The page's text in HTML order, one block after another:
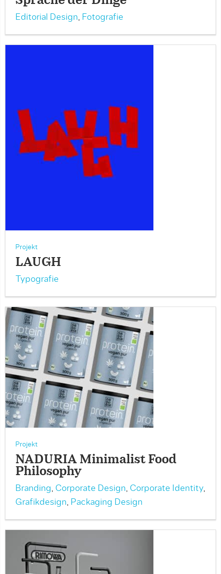
Editorial Design, Fotografie
Projekt
LAUGH
Typografie
Projekt
NADURIA Minimalist Food
Philosophy
Branding, Corporate Design, Corporate Identity,
Grafikdesign, Packaging Design